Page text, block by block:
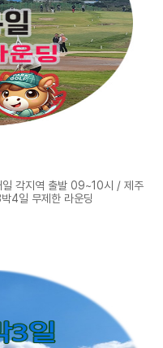
각지역 출발 09~10시 / 제주
4일 무제한 라운딩